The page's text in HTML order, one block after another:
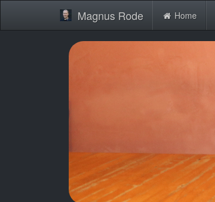
Magnus Rode Home